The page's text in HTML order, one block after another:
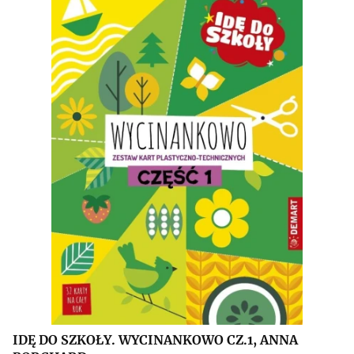
IDĘ DO SZKOŁY. WYCINANKOWO CZ.1, ANNA